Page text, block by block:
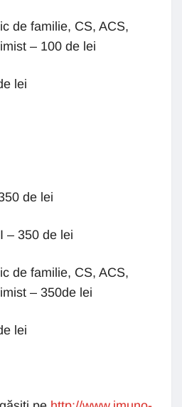
de familie, CS, ACS,
– 100 de lei
lei
de lei
– 350 de lei
de familie, CS, ACS,
– 350de lei
lei